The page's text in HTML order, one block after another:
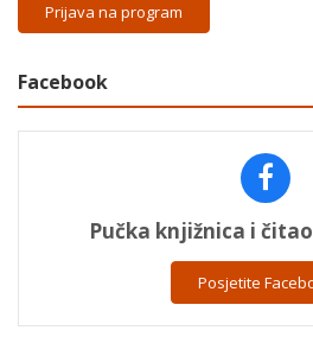
Prijava na program
Facebook
Pučka knjižnica i
Posjetite